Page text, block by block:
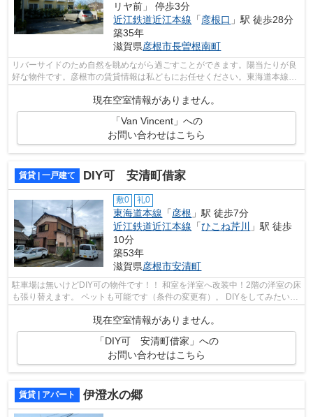
リヤ前」 停歩3分
近江鉄道近江本線 「彦根口 」駅 徒歩28分
築35年
滋賀県彦根市長曽根南町
リバーサイドのため自然を眺めながら過ごすことができます。陽当たりが良
好な物件です。彦根市の賃貸情報は私どもにお任せください。東海道本線彦
現在空室情報がありません。
「Van Vincent」への
お問い合わせはこちら
賃貸 | 一戸建て DIY可 安清町借家
敷0 礼0
東海道本線 「彦根 」駅 徒歩7分
近江鉄道近江本線 「ひこね芹川
」駅 徒歩
10分
築53年
滋賀県彦根市安清町
駐車場は無いけどDIY可の物件です！！ 和室を洋室へ改装中！2階の洋室の床
も張り替えます。 ペットも可能です（条件の変更有）。 DIYをしてみたい
方！お気軽にお問い合わせください！
現在空室情報がありません。
「DIY可 安清町借家」への
お問い合わせはこちら
賃貸 | アパート 伊澄水の郷